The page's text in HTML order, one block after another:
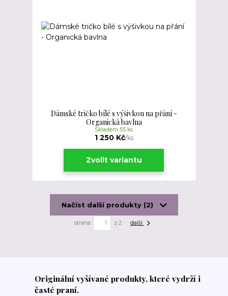
Dámské tričko bílé s výšivkou na přání -
Organická bavlna
1 250 Kč/ks
Skladem 55 ks
Zvolit variantu
Načíst další produkty (2)
strana z 2 další
Originální vyšívané produkty, které vydrží i
časté praní.